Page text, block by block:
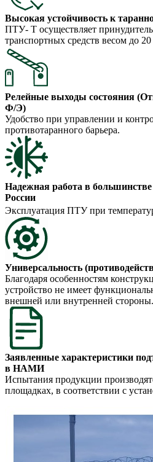
Высокая устойчивость к
ПТУ- Т осуществляет
транспортных средств весом до
Релейные выходы состояния
Ф/Э)
Удобство при управлении и
противотаранного барьера.
Надежная работа в
России
Эксплуатация ПТУ при
Универсальность
Благодаря особенностям
устройство не имеет
внешней или внутренней стороны.
Заявленные характеристики
в НАМИ
Испытания продукции
площадках, в соответствии с